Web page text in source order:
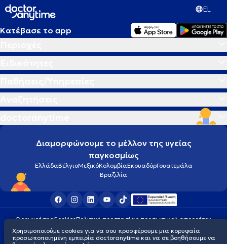
EL
Κατέβασε το app
Διαμορφώνουμε το μέλλον της υγείας
παγκοσμίως
ΕλλάδαΒέλγιοΜεξικόΚολομβίαΕκουαδόρΓουατεμάλα
Βραζιλία
Οροι χρήσηςCookiesΠολιτική προστασίας προσωπικού απορρήτου
© 2026 doctoranytime
Χρησιμοποιούμε cookies για να σου προσφέρουμε μια κορυφαία
προσωποποιημένη εμπειρία doctoranytime και να σε βοηθήσουμε να